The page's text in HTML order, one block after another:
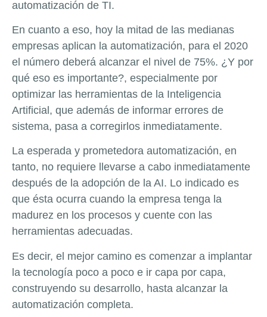
automatización de TI.
En cuanto a eso, hoy la mitad de las medianas
empresas aplican la automatización, para el 2020
el número deberá alcanzar el nivel de 75%. ¿Y por
qué eso es importante?, especialmente por
optimizar las herramientas de la Inteligencia
Artificial, que además de informar errores de
sistema, pasa a corregirlos inmediatamente.
La esperada y prometedora automatización, en
tanto, no requiere llevarse a cabo inmediatamente
después de la adopción de la AI. Lo indicado es
que ésta ocurra cuando la empresa tenga la
madurez en los procesos y cuente con las
herramientas adecuadas.
Es decir, el mejor camino es comenzar a implantar
la tecnología poco a poco e ir capa por capa,
construyendo su desarrollo, hasta alcanzar la
automatización completa.